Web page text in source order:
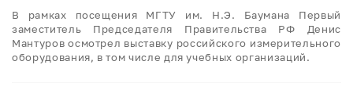
В рамках посещения МГТУ им. Н.Э. Баумана Первый
заместитель Председателя Правительства РФ Денис
Мантуров осмотрел выставку российского измерительного
оборудования, в том числе для учебных организаций.